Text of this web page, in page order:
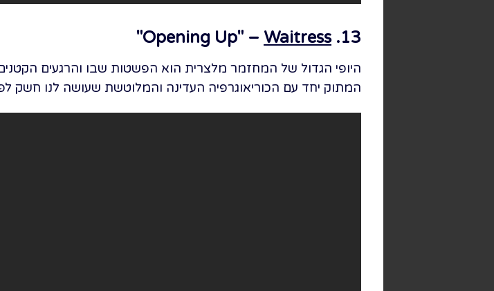
13. Opening Up" –
Waitress
"
היופי הגדול של המחזמר מלצרית הוא הפשטות שבו והרגעים
המתוק יחד עם הכוריאוגרפיה העדינה והמלוטשת שעושה לנו חשק לפאי על ה-5 דקות